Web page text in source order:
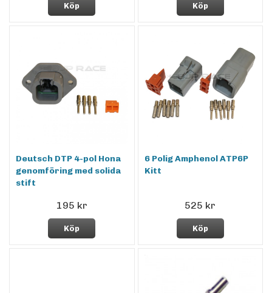
Köp Köp
Deutsch DTP 4-pol Hona
genomföring med solida
stift
195 kr
Köp
6 Polig Amphenol ATP6P
Kitt
525 kr
Köp